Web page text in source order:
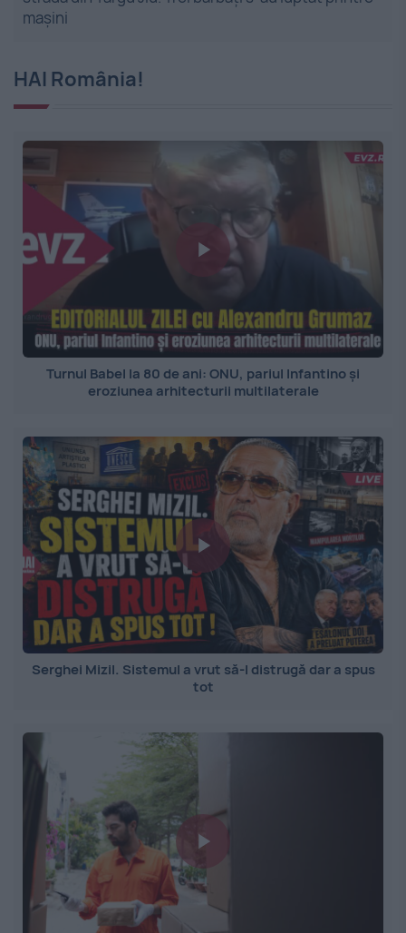
mașini
HAI România!
Turnul Babel la 80 de ani: ONU, pariul Infantino și
eroziunea arhitecturii multilaterale
Serghei Mizil. Sistemul a vrut să-l distrugă dar a spus
tot